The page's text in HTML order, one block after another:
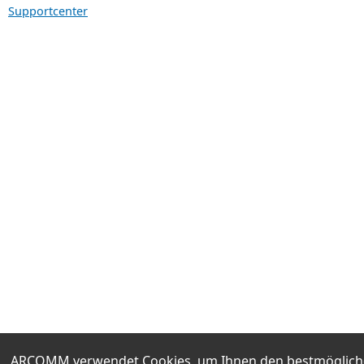
Supportcenter